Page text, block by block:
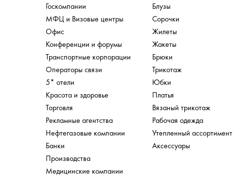
Госкомпании
МФЦ и Визовые центры
Офис
Конференции и форумы
Транспортные корпорации
Операторы связи
5* отели
Красота и здоровье
Торговля
Рекламные агентства
Нефтегазовые компании
Банки
Производства
Медицинские компании
Блузы
Сорочки
Жилеты
Жакеты
Брюки
Трикотаж
Юбки
Платья
Вязаный трикотаж
Рабочая одежда
Утепленный ассортимент
Аксессуары